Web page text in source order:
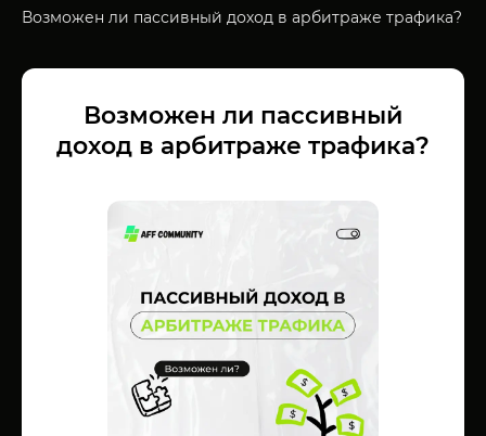
Возможен ли пассивный доход в арбитраже трафика?
Возможен ли пассивный
доход в арбитраже трафика?